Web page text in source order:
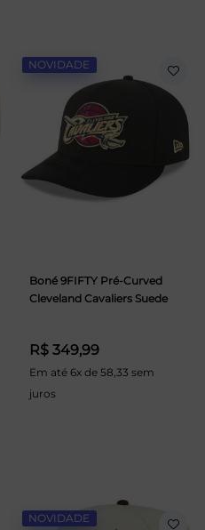
NOVIDADE
Boné 9FIFTY Pré-Curved
Cleveland Cavaliers Suede
R$ 349,99
Em até 6x de 58,33 sem
juros
NOVIDADE